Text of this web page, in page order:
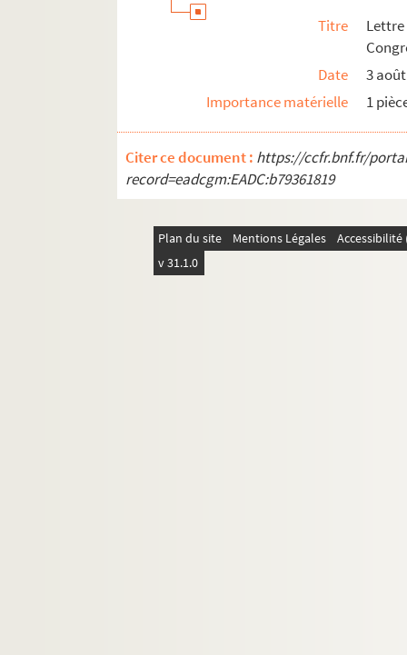
Titre
Date
3
Importance matérielle
1
Citer ce document : https://ccfr.bnf.fr/
record=eadcgm:EADC:b79361819
Plan du site Mentions Légales
v 31.1.0